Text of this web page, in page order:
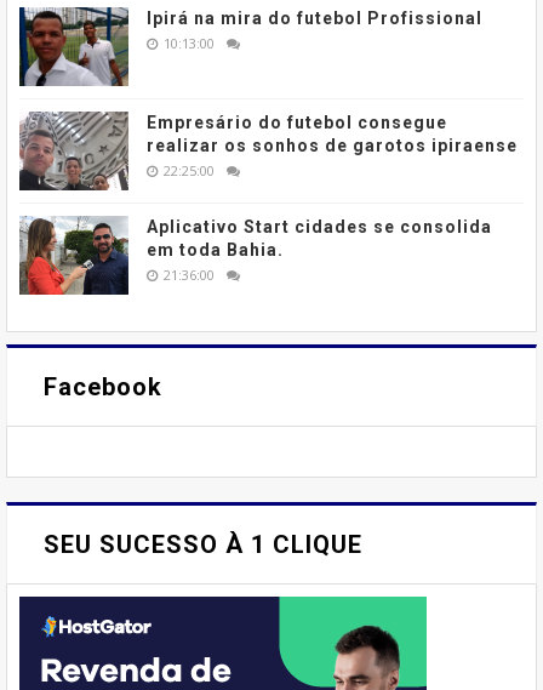
Ipirá na mira do futebol Profissional
10:13:00
Empresário do futebol consegue
realizar os sonhos de garotos ipiraense
22:25:00
Aplicativo Start cidades se consolida
em toda Bahia.
21:36:00
Facebook
SEU SUCESSO À 1 CLIQUE